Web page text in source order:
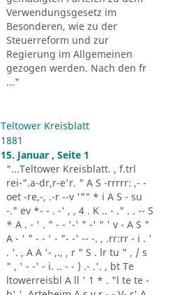
Verwendungsgesetz im
Besonderen, wie zu der
Steuerreform und zur
Regierung im Allgemeinen
gezogen werden. Nach den fr
..."
Teltower Kreisblatt
1881
15. Januar , Seite 1
"...Teltower Kreisblatt. , f.trl
rei-".a-dr,r-e'r. " A S -rrrrr: ,- -
oet -re,-, .-r --v '"" * i A S - su
-." ev *- - . -' , , 4 . K .. - ." . . -- S
* A . - ' . " - - '-' " -' " ' v - A S "
A - ' " - - ' - "- -' -- -. , .rr:rr - i . '
. '. , A A '- ,., , r " S . lr tu " , / s
" , ' - -' - i. .. - - ) .- .'. , bt Te
ltowerreisbl A ll ' 1 * . "l te te -